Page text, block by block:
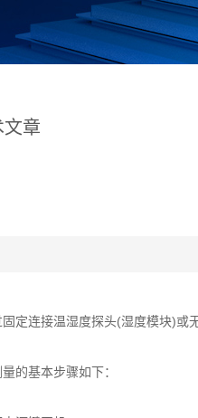
文章
定连接温湿度探头(湿度模块)或
基本步骤如下：